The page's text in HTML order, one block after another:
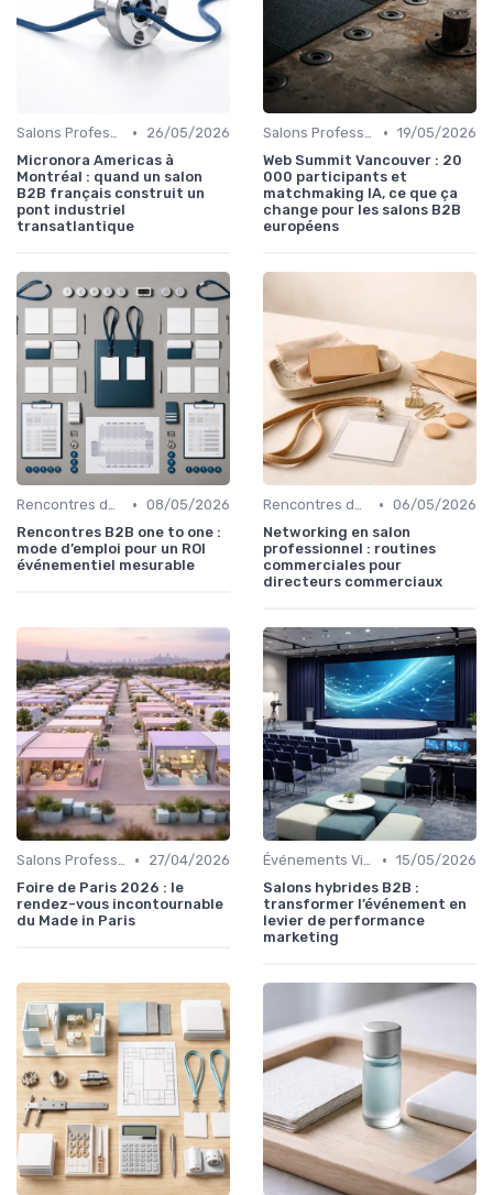
Salons Professionnels et Expositions •
26/05/2026
Micronora Americas à
Montréal : quand un salon
B2B français construit un
pont industriel
transatlantique
Salons Professionnels et Expositions • 19/05/2026
Web Summit Vancouver : 20
000 participants et
matchmaking IA, ce que ça
change pour les salons B2B
européens
Rencontres de Networking • 08/05/2026
Rencontres B2B one to one :
mode d’emploi pour un ROI
événementiel mesurable
Rencontres de Networking • 06/05/2026
Networking en salon
professionnel : routines
commerciales pour
directeurs commerciaux
Salons Professionnels et Expositions •
27/04/2026
Foire de Paris 2026 : le
rendez-vous incontournable
du Made in Paris
Événements Virtuels et Hybrides • 15/05/2026
Salons hybrides B2B :
transformer l’événement en
levier de performance
marketing
Ce site utilise des cookies et vous donne le contrôle sur ceux que
vous souhaitez activer
Tout accepter Personnaliser